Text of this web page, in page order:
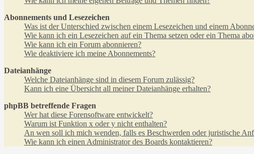
Abonnements und Lesezeichen
Was ist der Unterschied zwischen einem Lesezeichen und einem
Wie kann ich ein Lesezeichen auf ein Thema setzen oder ein Thema
Wie kann ich ein Forum abonnieren?
Wie deaktiviere ich meine Abonnements?
Dateianhänge
Welche Dateianhänge sind in diesem Forum zulässig?
Kann ich eine Übersicht all meiner Dateianhänge erhalten?
phpBB betreffende Fragen
Wer hat diese Forensoftware entwickelt?
Warum ist Funktion x oder y nicht enthalten?
An wen soll ich mich wenden, falls es Beschwerden oder juristische
Wie kann ich einen Administrator des Boards kontaktieren?